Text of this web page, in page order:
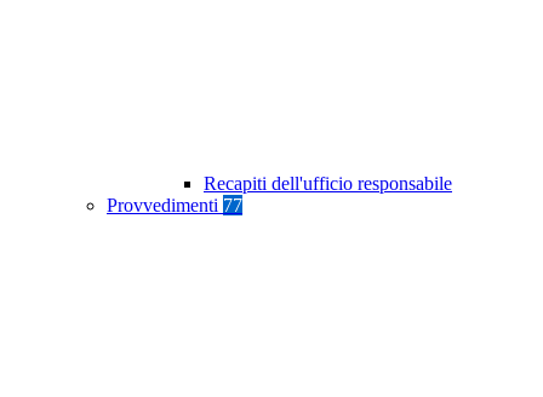
Recapiti dell'ufficio responsabile
Provvedimenti 77